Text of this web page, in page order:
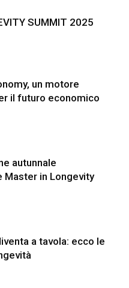
SUMMIT 2025
un motore
il futuro economico
autunnale
Master in Longevity
a tavola: ecco le